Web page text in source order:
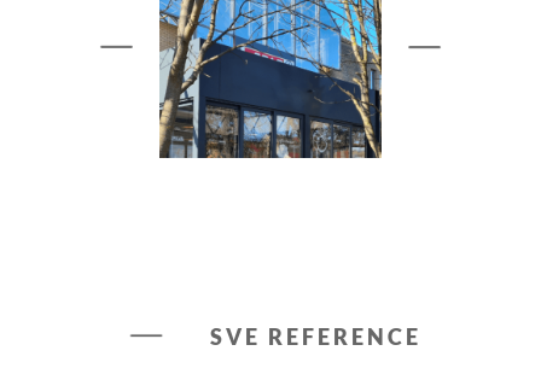
SVE REFERENCE